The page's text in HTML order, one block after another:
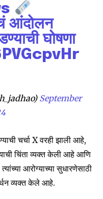
be part of the
worry, we respect
Your information is
आंदोलन
घोषणा
September
चर्चा X वरही झाली आहे,
चिंता व्यक्त केली आहे आणि
आरोग्याच्या सुधारणेसाठी
व्यक्त केले आहे.